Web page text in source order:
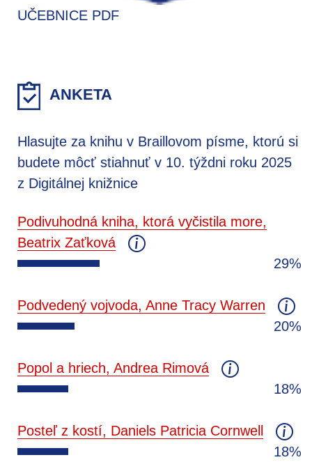
UČEBNICE PDF
ANKETA
Hlasujte za knihu v Braillovom písme, ktorú si
budete môcť stiahnuť v 10. týždni roku 2025
z Digitálnej knižnice
Podivuhodná kniha, ktorá vyčistila more,
Beatrix Zaťková
29%
Podvedený vojvoda, Anne Tracy Warren
20%
Popol a hriech, Andrea Rimová
18%
Posteľ z kostí, Daniels Patricia Cornwell
18%